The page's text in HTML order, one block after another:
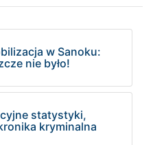
w Sanoku:
nie było!
statystyki,
kryminalna